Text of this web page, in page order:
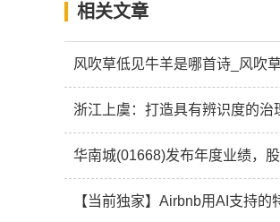
相关文章
风吹草低见牛羊是哪首诗_风吹
浙江上虞：打造具有辨识度的治
华南城(01668)发布年度业绩，
【当前独家】Airbnb用AI支持